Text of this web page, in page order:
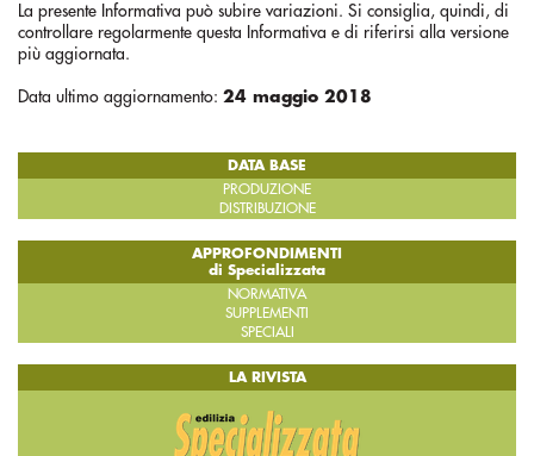
La presente Informativa può subire variazioni. Si consiglia, quindi, di
controllare regolarmente questa Informativa e di riferirsi alla versione
più aggiornata.
Data ultimo aggiornamento: 24 maggio 2018
DATA BASE
PRODUZIONE
DISTRIBUZIONE
APPROFONDIMENTI
di Specializzata
NORMATIVA
SUPPLEMENTI
SPECIALI
LA RIVISTA